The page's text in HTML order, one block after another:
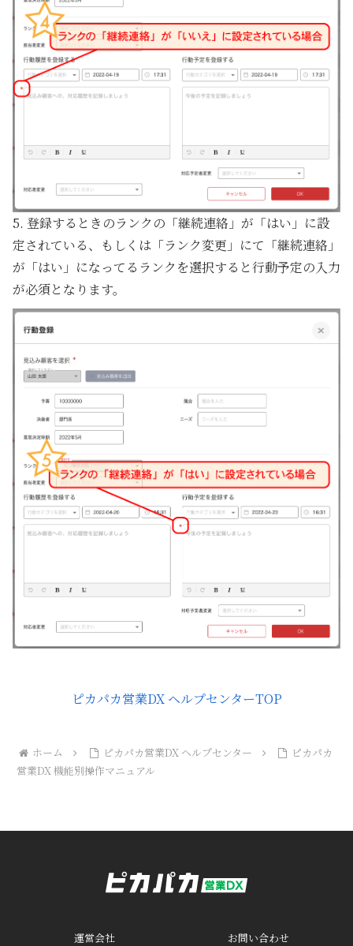
5. 登録するときのランクの「継続連絡」が「はい」に設
定されている、もしくは「ランク変更」にて「継続連絡」
が「はい」になってるランクを選択すると行動予定の入力
が必須となります。
ピカパカ営業DX ヘルプセンターTOP
ホーム ピカパカ営業DX ヘルプセンター
ピカパカ
営業DX 機能別操作マニュアル
運営会社 お問い合わせ